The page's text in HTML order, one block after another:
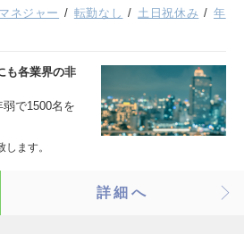
ネジャー 転勤なし 土日祝休み
年
も各業界の非
で1500名を
ます。
詳細へ